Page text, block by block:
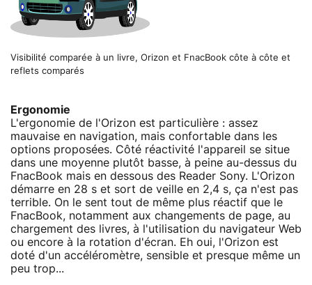
Visibilité comparée à un livre, Orizon et FnacBook côte à côte et
reflets comparés
Ergonomie
L'ergonomie de l'Orizon est particulière : assez
mauvaise en navigation, mais confortable dans les
options proposées. Côté réactivité l'appareil se situe
dans une moyenne plutôt basse, à peine au-dessus du
FnacBook mais en dessous des Reader Sony. L'Orizon
démarre en 28 s et sort de veille en 2,4 s, ça n'est pas
terrible. On le sent tout de même plus réactif que le
FnacBook, notamment aux changements de page, au
chargement des livres, à l'utilisation du navigateur Web
ou encore à la rotation d'écran. Eh oui, l'Orizon est
doté d'un accéléromètre, sensible et presque même un
peu trop...